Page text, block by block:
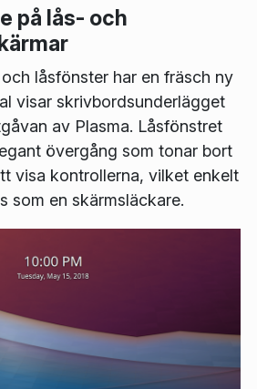
på lås- och
låsfönster har en fräsch ny
visar skrivbordsunderlägget
av Plasma. Låsfönstret
övergång som tonar bort
visa kontrollerna, vilket enkelt
som en skärmsläckare.